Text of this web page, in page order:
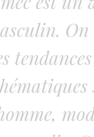
On